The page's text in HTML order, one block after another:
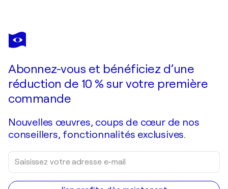
Abonnez-vous et bénéficiez d’une
réduction de 10 % sur votre première
commande
Nouvelles œuvres, coups de cœur de nos
conseillers, fonctionnalités exclusives.